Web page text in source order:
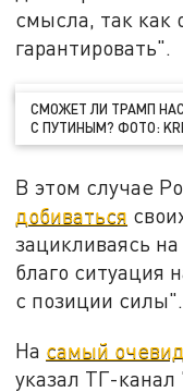
смысла, так как
гарантировать".
СМОЖЕТ ЛИ ТРАМП
С ПУТИНЫМ? ФОТО:
В этом случае
добиваться
зацикливаясь
благо ситуация
с позиции силы".
На самый
указал ТГ-